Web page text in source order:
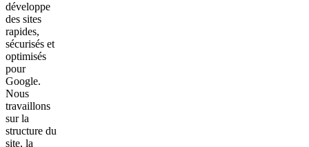
développe
des sites
rapides,
sécurisés et
optimisés
pour
Google.
Nous
travaillons
sur la
structure du
site, la